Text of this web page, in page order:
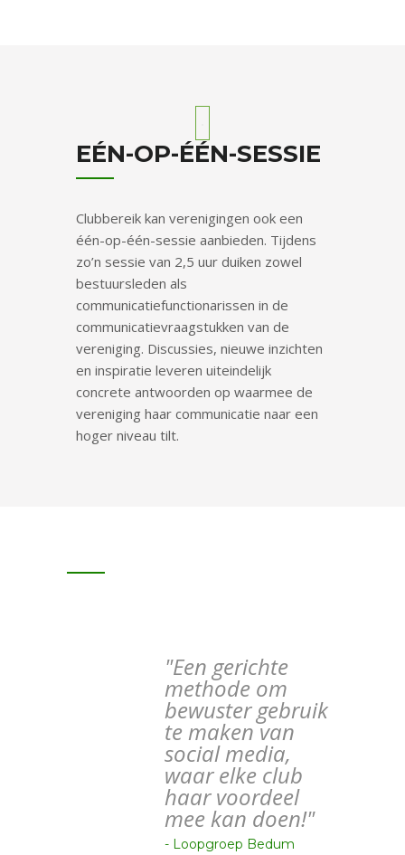
EÉN-OP-ÉÉN-SESSIE
Clubbereik kan verenigingen ook een
één-op-één-sessie aanbieden. Tijdens
zo’n sessie van 2,5 uur duiken zowel
bestuursleden als
communicatiefunctionarissen in de
communicatievraagstukken van de
vereniging. Discussies, nieuwe inzichten
en inspiratie leveren uiteindelijk
concrete antwoorden op waarmee de
vereniging haar communicatie naar een
hoger niveau tilt.
"Een gerichte
methode om
bewuster gebruik
te maken van
social media,
waar elke club
haar voordeel
mee kan doen!"
- Loopgroep Bedum